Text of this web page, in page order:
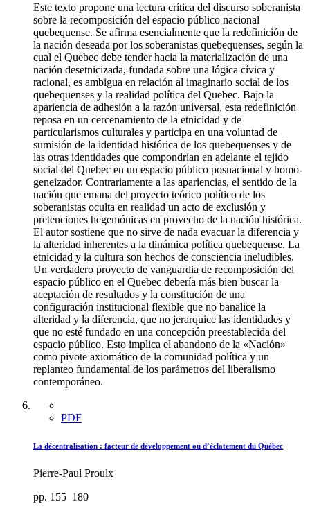
Este texto propone una lectura crítica del discurso soberanista
sobre la recomposición del espacio público nacional
quebequense. Se afirma esencialmente que la redefinición de
la nación deseada por los soberanistas quebequenses, según la
cual el Quebec debe tender hacia la materialización de una
nación desetnicizada, fundada sobre una lógica cívica y
racional, es ambigua en relación al imaginario social de los
quebequenses y la realidad política del Quebec. Bajo la
apariencia de adhesión a la razón universal, esta redefinición
reposa en un cercenamiento de la etnicidad y de
particularismos culturales y participa en una voluntad de
sumisión de la identidad histórica de los quebequenses y de
las otras identidades que compondrían en adelante el tejido
social del Quebec en un espacio público posnacional y homo-
geneizador. Contrariamente a las apariencias, el sentido de la
nación que emana del proyecto teórico político de los
soberanistas oculta en realidad un acto de exclusión y
pretenciones hegemónicas en provecho de la nación histórica.
El autor sostiene que no sirve de nada evacuar la diferencia y
la alteridad inherentes a la dinámica política quebequense. La
etnicidad y la cultura son hechos de consciencia ineludibles.
Un verdadero proyecto de vanguardia de recomposición del
espacio público en el Quebec debería más bien buscar la
aceptación de resultados y la constitución de una
configuración institucional flexible que no banalice la
alteridad y la diferencia, que no jerarquice las identidades y
que no esté fundado en una concepción preestablecida del
espacio público. Esto implica el abandono de la «Nación»
como pivote axiomático de la comunidad política y un
replanteo fundamental de los parámetros del liberalismo
contemporáneo.
PDF
La décentralisation : facteur de développement ou d’éclatement du Québec
Pierre-Paul Proulx
pp. 155–180